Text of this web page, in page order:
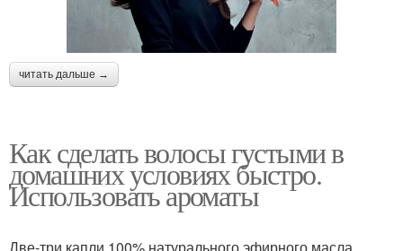
читать дальше →
Как сделать волосы густыми в
домашних условиях быстро.
Использовать ароматы
Две-три капли 100% натурального эфирного масла